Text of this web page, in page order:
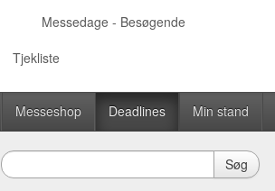
Messedage - Besøgende
Tjekliste
Messeshop Deadlines Min stand
Søg